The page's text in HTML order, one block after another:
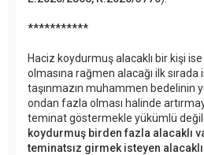
***********
Haciz koydurmuş alacaklı bir kişi
olmasına rağmen alacağı ilk sırada
taşınmazın muhammen bedelinin
ondan fazla olması halinde
teminat göstermekle yükümlü
koydurmuş birden fazla alacaklı
teminatsız girmek isteyen